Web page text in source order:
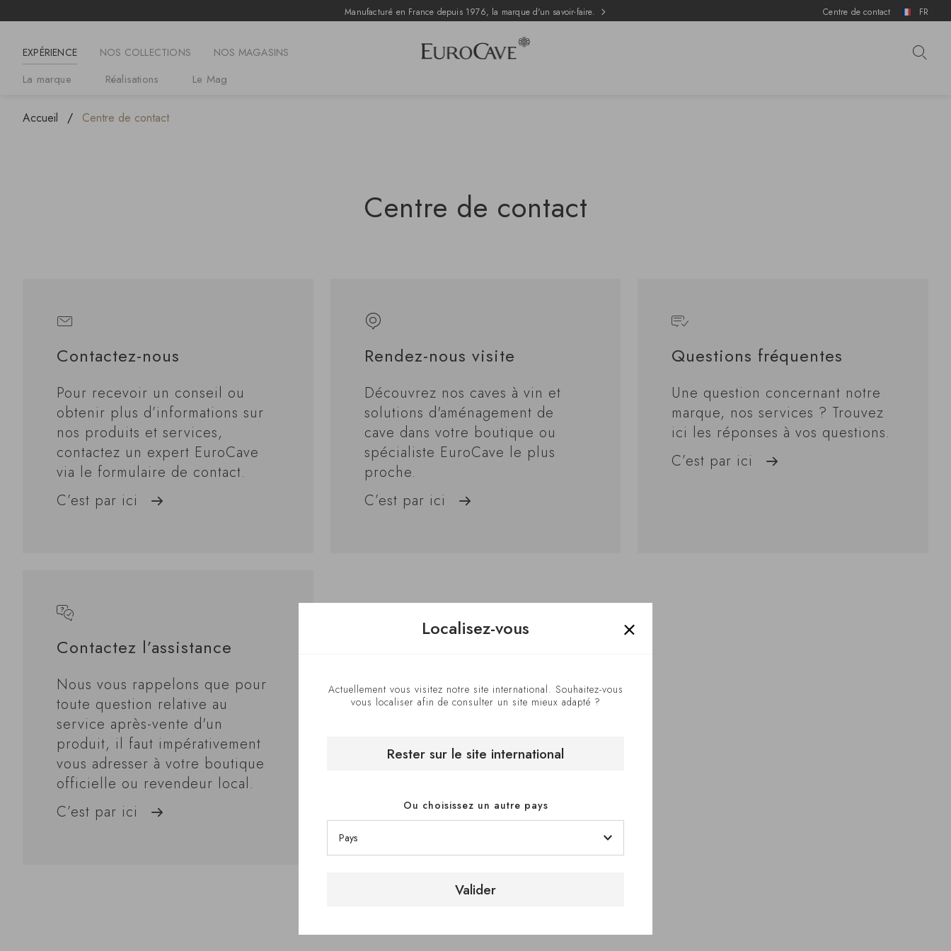
Manufacturé en France depuis 1976, la marque d'un savoir-faire. Centre de contact FR
EXPÉRIENCE
La marque Réalisations Le Mag
NOS COLLECTIONS NOS MAGASINS
Accueil Centre de contact
Centre de contact
Contactez-nous
Pour recevoir un conseil ou
obtenir plus d’informations sur
nos produits et services,
contactez un expert EuroCave
via le formulaire de contact.
C’est par ici
Rendez-nous visite
Découvrez nos caves à vin et
solutions d'aménagement de
cave dans votre boutique ou
spécialiste EuroCave le plus
proche.
C’est par ici
Questions fréquentes
Une question concernant notre
marque, nos services ? Trouvez
ici les réponses à vos questions.
C’est par ici
Contactez l’assistance
Nous vous rappelons que pour
toute question relative au
service après-vente d'un
produit, il faut impérativement
vous adresser à votre boutique
officielle ou revendeur local.
C’est par ici
Localisez-vous
Actuellement vous visitez notre site international. Souhaitez-vous
vous localiser afin de consulter un site mieux adapté ?
Rester sur le site international
Ou choisissez un autre pays
Valider